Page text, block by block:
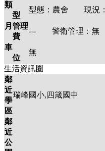
類
型
型態： 農舍 現況：
月管理
費
--- 警衛管理： 無
車
位
無
生活資訊圈
鄰
近
學
區
瑞峰國小,四箴國中
鄰
近
公